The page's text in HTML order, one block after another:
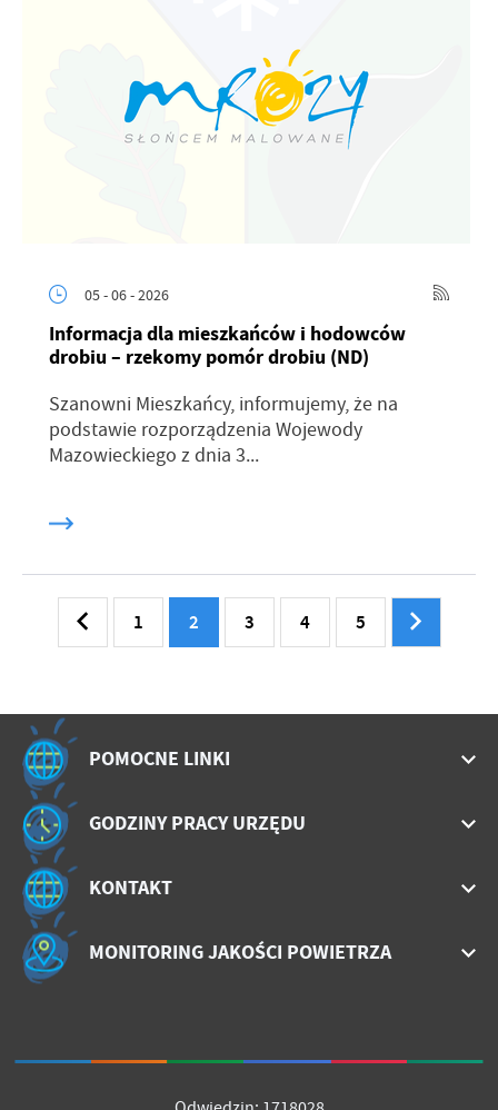
05 - 06 - 2026
Informacja dla mieszkańców i hodowców
drobiu – rzekomy pomór drobiu (ND)
Szanowni Mieszkańcy, informujemy, że na
podstawie rozporządzenia Wojewody
Mazowieckiego z dnia 3...
1 2 3 4 5
POMOCNE LINKI
GODZINY PRACY URZĘDU
KONTAKT
MONITORING JAKOŚCI POWIETRZA